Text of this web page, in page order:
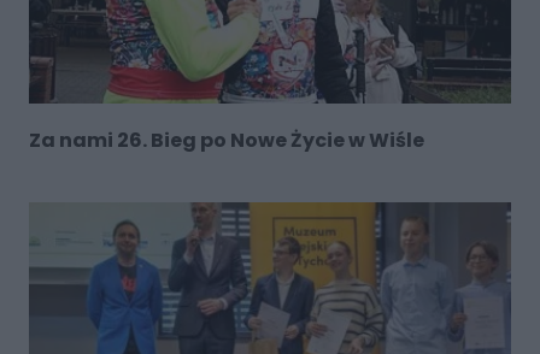
Za nami 26. Bieg po Nowe Życie w Wiśle